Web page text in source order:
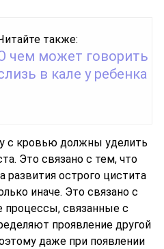
также:
чем может говорить
в кале у ребенка
с кровью должны уделить
Это связано с тем, что
развития острого цистита
иначе. Это связано с
процессы, связанные с
проявление другой
даже при появлении